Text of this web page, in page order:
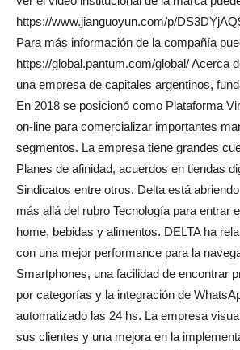
https://www.jianguoyun.com/p/
Para más información de la compañía
https://global.pantum.com/global/ Acerca
una empresa de capitales argentinos,
En 2018 se posicionó como Plataforma
on-line para comercializar importantes
segmentos. La empresa tiene grandes
Planes de afinidad, acuerdos en tiendas
Sindicatos entre otros. Delta está
más allá del rubro Tecnología para entrar
home, bebidas y alimentos. DELTA ha
con una mejor performance para la
Smartphones, una facilidad de encontrar
por categorías y la integración de
automatizado las 24 hs. La empresa
sus clientes y una mejora en la